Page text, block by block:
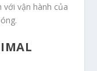
với vận hành của